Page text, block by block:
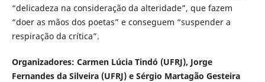
“delicadeza na consideração da alteridade”, que fazem
“doer as mãos dos poetas” e conseguem “suspender a
respiração da crítica”.
Organizadores: Carmen Lúcia Tindó (UFRJ), Jorge
Fernandes da Silveira (UFRJ) e Sérgio Martagão Gesteira